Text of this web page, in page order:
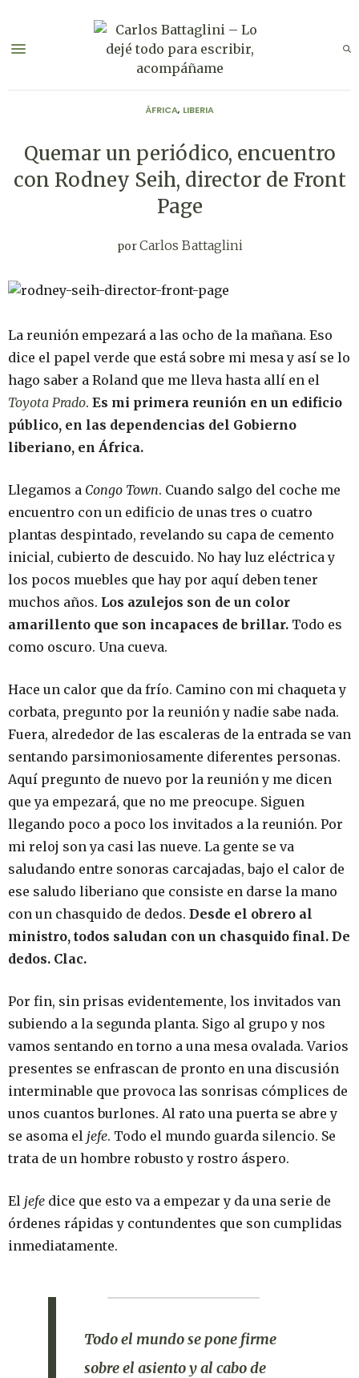
ÁFRICA, LIBERIA
Quemar un periódico, encuentro
con Rodney Seih, director de Front
Page
porCarlos Battaglini
La reunión empezará a las ocho de la mañana. Eso
dice el papel verde que está sobre mi mesa y así se lo
hago saber a Roland que me lleva hasta allí en el
Toyota Prado. Es mi primera reunión en un edificio
público, en las dependencias del Gobierno
liberiano, en África.
Llegamos a Congo Town. Cuando salgo del coche me
encuentro con un edificio de unas tres o cuatro
plantas despintado, revelando su capa de cemento
inicial, cubierto de descuido. No hay luz eléctrica y
los pocos muebles que hay por aquí deben tener
muchos años. Los azulejos son de un color
amarillento que son incapaces de brillar. Todo es
como oscuro. Una cueva.
Hace un calor que da frío. Camino con mi chaqueta y
corbata, pregunto por la reunión y nadie sabe nada.
Fuera, alrededor de las escaleras de la entrada se van
sentando parsimoniosamente diferentes personas.
Aquí pregunto de nuevo por la reunión y me dicen
que ya empezará, que no me preocupe. Siguen
llegando poco a poco los invitados a la reunión. Por
mi reloj son ya casi las nueve. La gente se va
saludando entre sonoras carcajadas, bajo el calor de
ese saludo liberiano que consiste en darse la mano
con un chasquido de dedos. Desde el obrero al
ministro, todos saludan con un chasquido final. De
dedos. Clac.
Por fin, sin prisas evidentemente, los invitados van
subiendo a la segunda planta. Sigo al grupo y nos
vamos sentando en torno a una mesa ovalada. Varios
presentes se enfrascan de pronto en una discusión
interminable que provoca las sonrisas cómplices de
unos cuantos burlones. Al rato una puerta se abre y
se asoma el jefe. Todo el mundo guarda silencio. Se
trata de un hombre robusto y rostro áspero.
El jefe dice que esto va a empezar y da una serie de
órdenes rápidas y contundentes que son cumplidas
inmediatamente.
Todo el mundo se pone firme
sobre el asiento y al cabo de